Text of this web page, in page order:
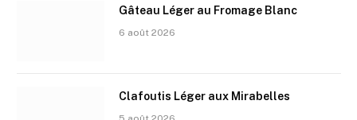
Gâteau Léger au Fromage Blanc
6 août 2026
Clafoutis Léger aux Mirabelles